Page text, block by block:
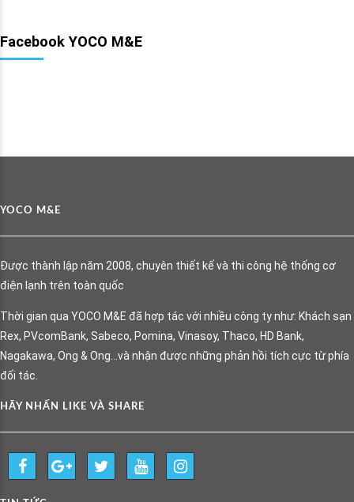
Facebook YOCO M&E
YOCO M&E
Được thành lập năm 2008, chuyên thiết kế và thi công hệ thống cơ
điện lạnh trên toàn quốc
Thời gian qua YOCO M&E đã hợp tác với nhiều công ty như: Khách sạn
Rex, PVcomBank, Sabeco, Pomina, Vinasoy, Thaco, HD Bank,
Nagakawa, Ong & Ong…và nhận được những phản hồi tích cực từ phía
đối tác.
HÃY NHẤN LIKE VÀ SHARE